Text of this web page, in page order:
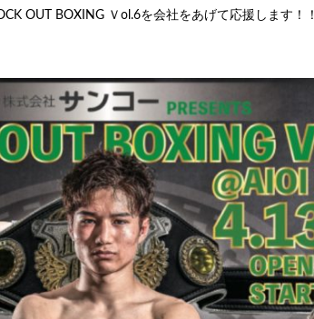
OUT BOXING Ｖol.6を会社をあげて応援します！！